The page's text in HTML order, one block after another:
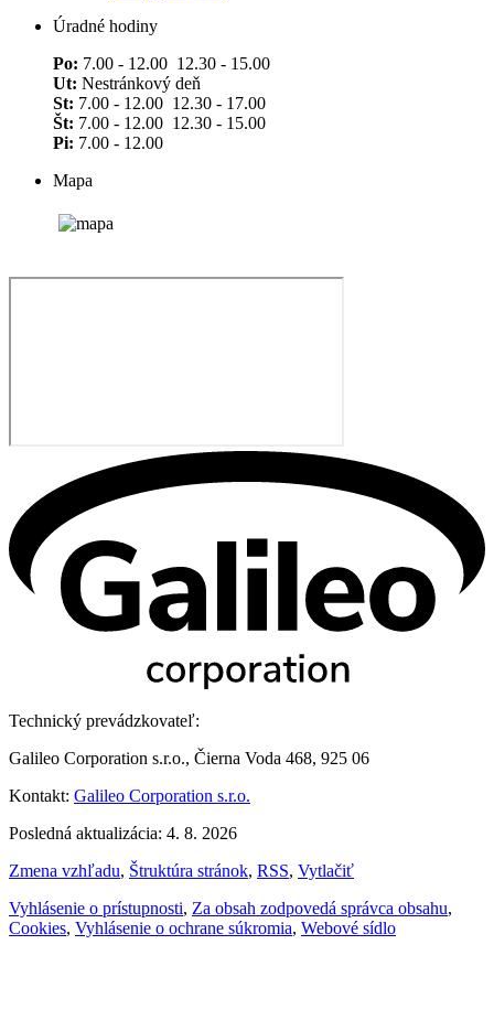
Úradné hodiny
Po: 7.00 - 12.00 12.30 - 15.00
Ut: Nestránkový deň
St: 7.00 - 12.00 12.30 - 17.00
Št: 7.00 - 12.00 12.30 - 15.00
Pi: 7.00 - 12.00
Mapa
Technický prevádzkovateľ:
Galileo Corporation s.r.o., Čierna Voda 468, 925 06
Kontakt: Galileo Corporation s.r.o.
Posledná aktualizácia: 4. 8. 2026
Zmena vzhľadu, Štruktúra stránok, RSS, Vytlačiť
Vyhlásenie o prístupnosti, Za obsah zodpovedá správca obsahu,
Cookies, Vyhlásenie o ochrane súkromia, Webové sídlo